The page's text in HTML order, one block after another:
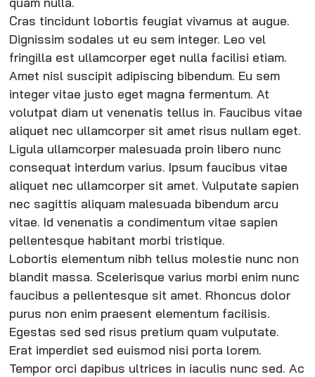
Cras tincidunt lobortis feugiat vivamus at augue.
Dignissim sodales ut eu sem integer. Leo vel
fringilla est ullamcorper eget nulla facilisi etiam.
Amet nisl suscipit adipiscing bibendum. Eu sem
integer vitae justo eget magna fermentum. At
volutpat diam ut venenatis tellus in. Faucibus vitae
aliquet nec ullamcorper sit amet risus nullam eget.
Ligula ullamcorper malesuada proin libero nunc
consequat interdum varius. Ipsum faucibus vitae
aliquet nec ullamcorper sit amet. Vulputate sapien
nec sagittis aliquam malesuada bibendum arcu
vitae. Id venenatis a condimentum vitae sapien
pellentesque habitant morbi tristique.
Lobortis elementum nibh tellus molestie nunc non
blandit massa. Scelerisque varius morbi enim nunc
faucibus a pellentesque sit amet. Rhoncus dolor
purus non enim praesent elementum facilisis.
Egestas sed sed risus pretium quam vulputate.
Erat imperdiet sed euismod nisi porta lorem.
Tempor orci dapibus ultrices in iaculis nunc sed. Ac